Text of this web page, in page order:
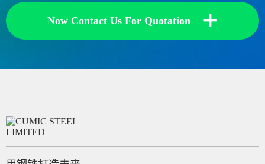
Now Contact Us For Quotation +